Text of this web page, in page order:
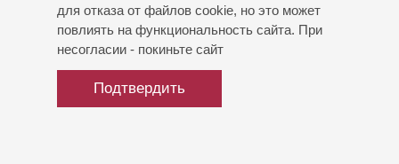
для отказа от файлов cookie, но это может
повлиять на функциональность сайта. При
несогласии - покиньте сайт
Подтвердить